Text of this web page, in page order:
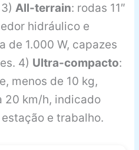
3)All-terrain: rodas 11″
hidráulico e
de 1.000 W, capazes
4) Ultra-compacto:
menos de 10 kg,
20 km/h, indicado
e trabalho.